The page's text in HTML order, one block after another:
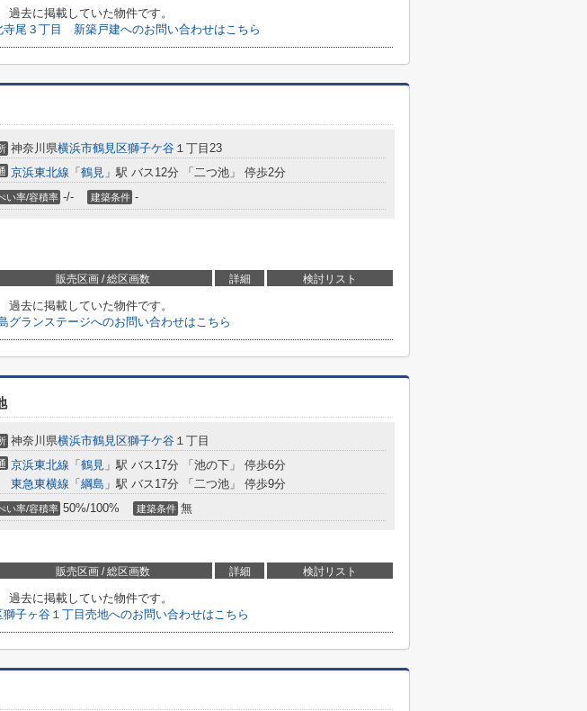
過去に掲載していた物件です。
寺尾３丁目 新築戸建へのお問い合わせはこちら
神奈川県横浜市鶴見区獅子ケ谷 １丁目23
京浜東北線 「 鶴見 」駅 バス12分 「二つ池」 停歩2分
い率/容積率 -/- 建築条件 -
販売区画 / 総区画数 詳細 検討リスト
過去に掲載していた物件です。
グランステージへのお問い合わせはこちら
神奈川県横浜市鶴見区獅子ケ谷 １丁目
京浜東北線 「 鶴見 」駅 バス17分 「池の下」 停歩6分
東急東横線 「 綱島 」駅 バス17分 「二つ池」 停歩9分
い率/容積率 50%/100% 建築条件 無
販売区画 / 総区画数 詳細 検討リスト
過去に掲載していた物件です。
子ヶ谷１丁目売地へのお問い合わせはこちら